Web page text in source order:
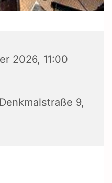
2026, 11:00
9,